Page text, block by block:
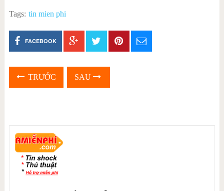
Tags: tin mien phi
FACEBOOK
TRƯỚC SAU